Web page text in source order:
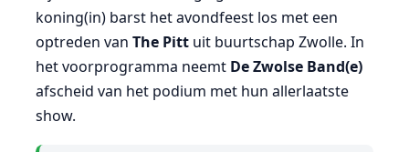
koning(in) barst het avondfeest los met een
optreden van The Pittuit buurtschap Zwolle. In
het voorprogramma neemt De Zwolse Band(e)
afscheid van het podium met hun allerlaatste
show.